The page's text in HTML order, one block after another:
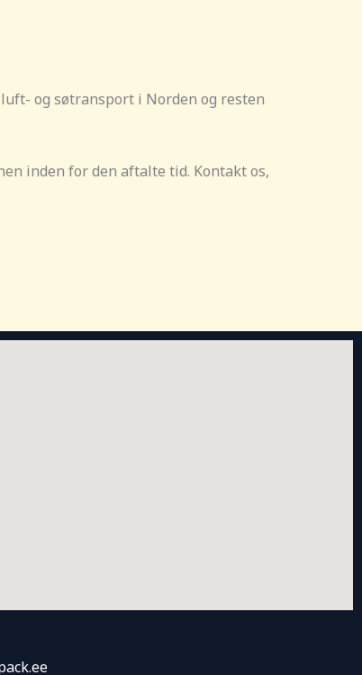
og søtransport i Norden og resten
inden for den aftalte tid. Kontakt os,